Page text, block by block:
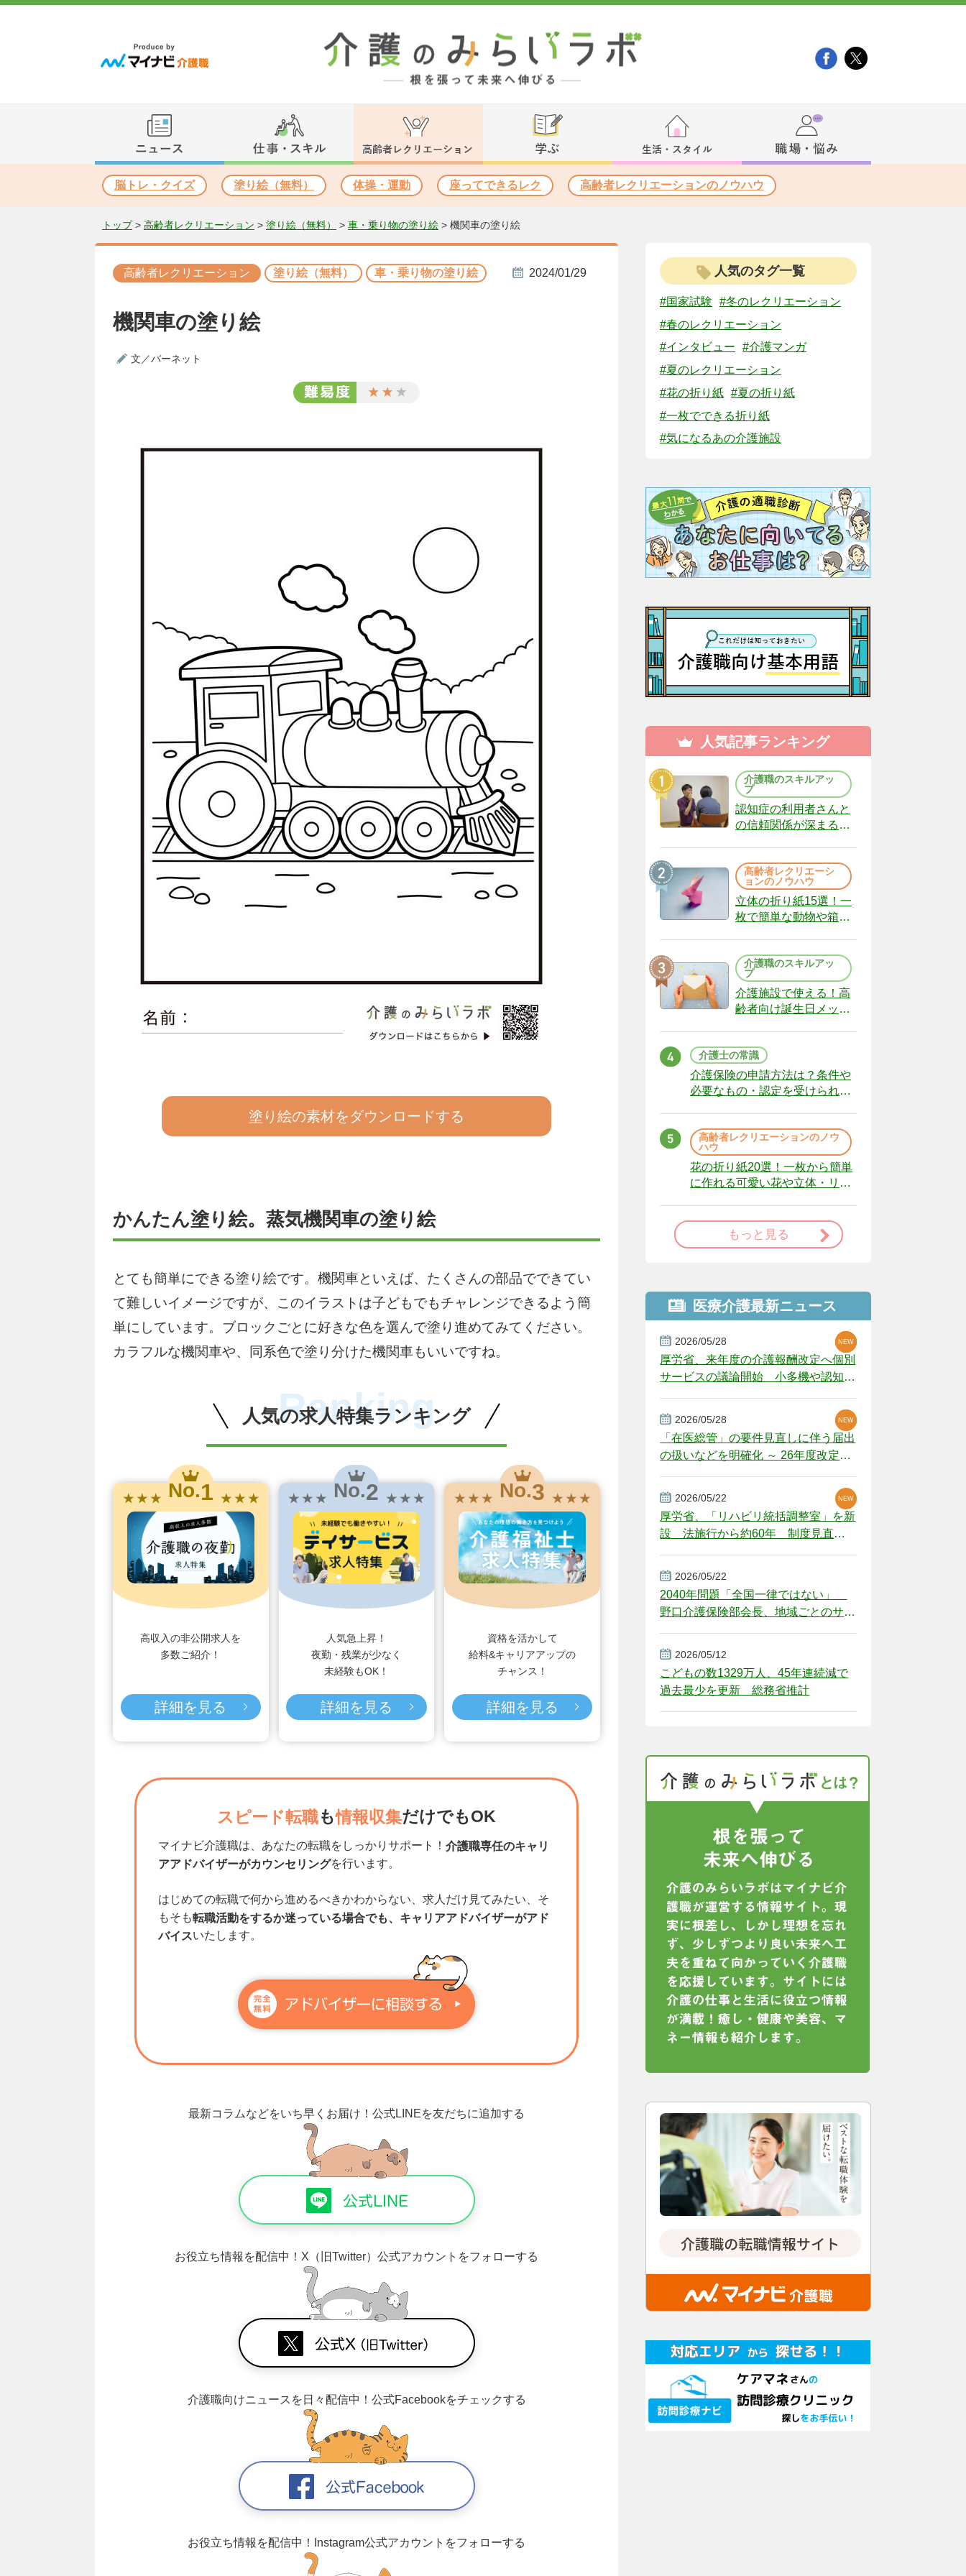
脳トレ・クイズ 塗り絵（無料） 体操・運動 座ってできるレク 高齢者レクリエーションのノウハウ
トップ> 高齢者レクリエーション > 塗り絵（無料） > 車・乗り物の塗り絵 > 機関車の塗り絵
高齢者レクリエーション 塗り絵（無料） 車・乗り物の塗り絵 2024/01/29
機関車の塗り絵
文／バーネット
塗り絵の素材をダウンロードする
かんたん塗り絵。蒸気機関車の塗り絵
とても簡単にできる塗り絵です。機関車といえば、たくさんの部品でできてい
て難しいイメージですが、このイラストは子どもでもチャレンジできるよう簡
単にしています。ブロックごとに好きな色を選んで塗り進めてみてください。
カラフルな機関車や、同系色で塗り分けた機関車もいいですね。
人気の求人特集ランキング
Ranking
★ ★ ★ No.1 ★ ★ ★
高収入の非公開求人を
多数ご紹介！
詳細を見る
★ ★ ★ No.2 ★ ★ ★
人気急上昇！
夜勤・残業が少なく
未経験もOK！
詳細を見る
★ ★ ★ No.3 ★ ★ ★
資格を活かして
給料&キャリアアップの
チャンス！
詳細を見る
スピード転職も情報収集だけでもOK
マイナビ介護職は、あなたの転職をしっかりサポート！ 介護職専任のキャリ
アアドバイザーがカウンセリングを行います。
はじめての転職で何から進めるべきかわからない、求人だけ見てみたい、そ
もそも転職活動をするか迷っている場合でも、キャリアアドバイザーがアド
バイスいたします。
最新コラムなどをいち早くお届け！ 公式LINEを友だちに追加する
お役立ち情報を配信中！ X（旧Twitter）公式アカウントをフォローする
介護職向けニュースを日々配信中！ 公式Facebookをチェックする
お役立ち情報を配信中！ Instagram公式アカウントをフォローする
人気のタグ一覧
#国家試験
#冬のレクリエーション
#春のレクリエーション
#インタビュー
#介護マンガ
#夏のレクリエーション
#花の折り紙 #夏の折り紙
#一枚でできる折り紙
#気になるあの介護施設
人気記事ランキング
介護職のスキルアッ
プ
認知症の利用者さんと
の信頼関係が深まる声
（22）
高齢者レクリエーシ
ョンのノウハウ
立体の折り紙15選！一
枚で簡単な動物や箱、
介護職のスキルアッ
プ
介護施設で使える！高
齢者向け誕生日メッセ
介護士の常識
介護保険の申請方法は？条件や
必要なもの・認定を受けられな
高齢者レクリエーションのノウ
ハウ
花の折り紙20選！一枚から簡単
に作れる可愛い花や立体・リー
もっと見る
医療介護最新ニュース
2026/05/28
厚労省、来年度の介護報酬改定へ個別
サービスの議論開始 小多機や認知症
NEW
NEW
NEW
2026/05/28
「在医総管」の要件見直しに伴う届出
の扱いなどを明確化 ～ 26年度改定疑
NEW
NEW
2026/05/22
厚労省、「リハビリ統括調整室」を新
設 法施行から約60年 制度見直し
NEW
2026/05/22
2040年問題「全国一律ではない」
野口介護保険部会長、地域ごとのサー
2026/05/12
こどもの数1329万人、45年連続減で
過去最少を更新 総務省推計